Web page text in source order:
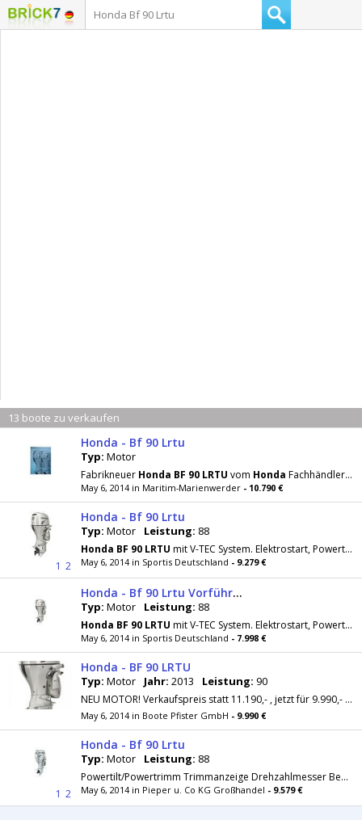
13 boote zu verkaufen
Honda - Bf 90 Lrtu
Typ: Motor
Fabrikneuer Honda BF 90 LRTU vom Honda Fachhändler mit 5 Jahren Garantie/Zubehör . 0,0
May 6, 2014 in Maritim-Marienwerder - 10.790 €
1 2
Honda - Bf 90 Lrtu
Typ: Motor Leistung: 88
Honda BF 90 LRTU mit V-TEC System. Elektrostart, Powertrimm und Fernschaltung Listenpreis: 11.599
May 6, 2014 in Sportis Deutschland - 9.279 €
Honda - Bf 90 Lrtu Vorführmotor
Typ: Motor Leistung: 88
Honda BF 90 LRTU mit V-TEC System. Elektrostart, Powertrimm und Fernschaltung Listenpreis: 11599
May 6, 2014 in Sportis Deutschland - 7.998 €
Honda - BF 90 LRTU
Typ: Motor Jahr: 2013 Leistung: 90
NEU MOTOR! Verkaufspreis statt 11.190,- , jetzt für 9.990,-  Für weitere Fragen stehen wir Ihnen gerne unter der +49-9723-93710 oder zur...
May 6, 2014 in Boote Pfister GmbH - 9.990 €
1 2
Honda - Bf 90 Lrtu
Typ: Motor Leistung: 88
Powertilt/Powertrimm Trimmanzeige Drehzahlmesser Bewärte Technik von der 135/150 PS-Klasse Einspritzung V-Tech-Technik
May 6, 2014 in Pieper u. Co KG Großhandel - 9.579 €